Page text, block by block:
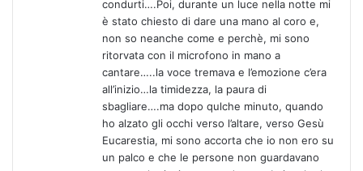
condurti….Poi, durante un luce nella notte mi
è stato chiesto di dare una mano al coro e,
non so neanche come e perchè, mi sono
ritorvata con il microfono in mano a
cantare…..la voce tremava e l’emozione c’era
all’inizio…la timidezza, la paura di
sbagliare….ma dopo qulche minuto, quando
ho alzato gli occhi verso l’altare, verso Gesù
Eucarestia, mi sono accorta che io non ero su
un palco e che le persone non guardavano